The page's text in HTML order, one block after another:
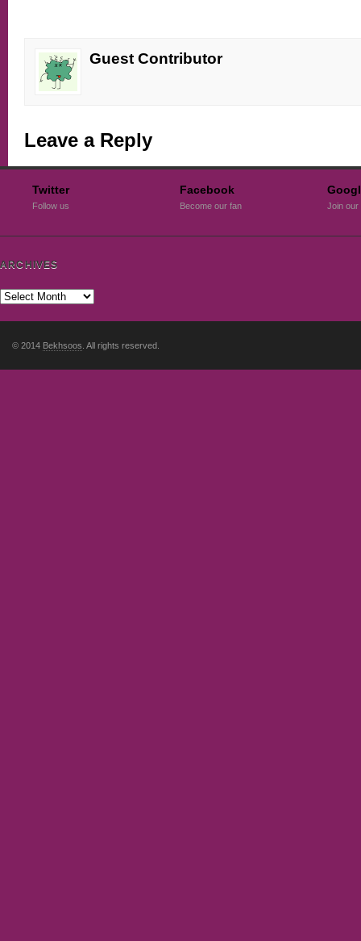
Guest Contributor
Leave a Reply
Twitter
Follow us
Facebook
Become our fan Join our
ARCHIVES
© 2014 Bekhsoos . All rights reserved.